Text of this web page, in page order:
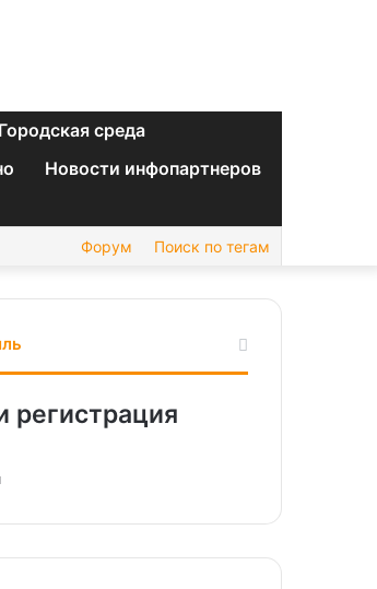
Городская среда
Новости инфопартнеров
Форум Поиск по тегам
регистрация